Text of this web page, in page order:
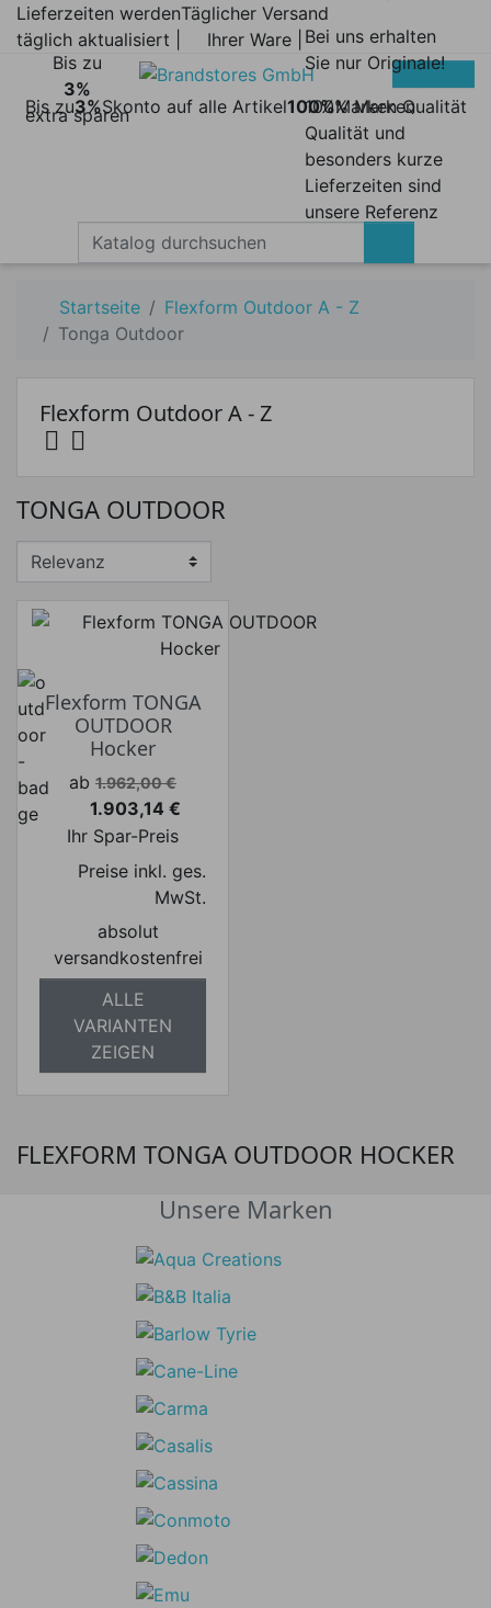
Lieferzeiten werden
täglich aktualisiert |
Täglicher Versand
Ihrer Ware |
Bis zu3%Skonto auf alle Artikel
Bis zu
3%
extra sparen
100%Marken Qualität
Bei uns erhalten
Sie nur Originale!
100% Marken
Qualität und
besonders kurze
Lieferzeiten sind
unsere Referenz
Startseite
Flexform Outdoor A - Z
Tonga Outdoor
Preis von Preis bis
Flexform Outdoor A - Z
 
TONGA OUTDOOR
Flexform TONGA
OUTDOOR
Hocker
Verkaufspreis
ab 1.962,00 €
Preis
1.903,14 €
Ihr Spar-Preis
Preise inkl. ges.
MwSt.
absolut
versandkostenfrei
ALLE
VARIANTEN
ZEIGEN
FLEXFORM TONGA OUTDOOR HOCKER
Unsere Marken